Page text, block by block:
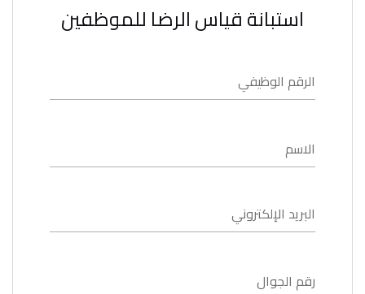
استبانة قياس الرضا للموظفين
الرقم الوظيفي
الاسم
البريد الإلكتروني
رقم الجوال